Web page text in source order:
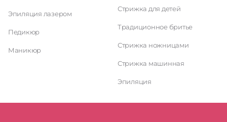
Эпиляция лазером
Педикюр
Маникюр
Стрижка для детей
Традиционное бритье
Стрижка ножницами
Стрижка машинная
Эпиляция